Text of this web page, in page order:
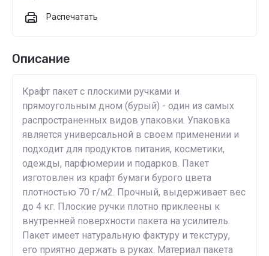
Распечатать
Описание
Крафт пакет с плоскими ручками и
прямоугольным дном (бурый) - один из самых
распространенных видов упаковки. Упаковка
является универсальной в своем применении и
подходит для продуктов питания, косметики,
одежды, парфюмерии и подарков. Пакет
изготовлен из крафт бумаги бурого цвета
плотностью 70 г/м2. Прочный, выдерживает вес
до 4 кг. Плоские ручки плотно приклеены к
внутренней поверхности пакета на усилитель.
Пакет имеет натуральную фактуру и текстуру,
его приятно держать в руках. Материал пакета